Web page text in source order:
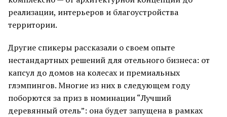
реализации, интерьеров и благоустройства
территории.
Другие спикеры рассказали о своем опыте
нестандартных решений для отельного бизнеса: от
капсул до домов на колесах и премиальных
глэмпингов. Многие из них в следующем году
поборются за приз в номинации “Лучший
деревянный отель”: она будет запущена в рамках